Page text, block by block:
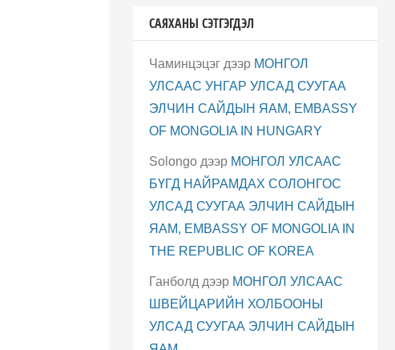
САЯХАНЫ СЭТГЭГДЭЛ
Чаминцэцэгдээр МОНГОЛ
УЛСААС УНГАР УЛСАД СУУГАА
ЭЛЧИН САЙДЫН ЯАМ, EMBASSY
OF MONGOLIA IN HUNGARY
Solongoдээр МОНГОЛ УЛСААС
БҮГД НАЙРАМДАХ СОЛОНГОС
УЛСАД СУУГАА ЭЛЧИН САЙДЫН
ЯАМ, EMBASSY OF MONGOLIA IN
THE REPUBLIC OF KOREA
Ганболд дээр МОНГОЛ УЛСААС
ШВЕЙЦАРИЙН ХОЛБООНЫ
УЛСАД СУУГАА ЭЛЧИН САЙДЫН